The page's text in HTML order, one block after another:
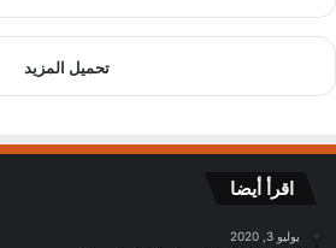
تحميل المزيد
اقرأ أيضا
يوليو 3, 2020